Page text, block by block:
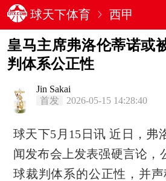
球天下体育 西甲
皇马主席弗洛伦蒂诺或
判体系公正性
Jin Sakai
首发
2026-05-15 14:28:40
球天下5月15日讯 近日，弗
闻发布会上发表强硬言论，
球裁判体系的公正性，并